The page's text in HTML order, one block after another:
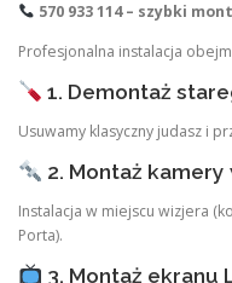
570 933 114 – szybki
Profesjonalna instalacja
1. Demontaż
Usuwamy klasyczny judasz i
2. Montaż
Instalacja w miejscu wizjera
Porta).
3. Montaż ekranu